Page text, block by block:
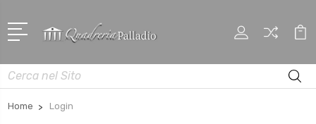
Cerca
Home Login